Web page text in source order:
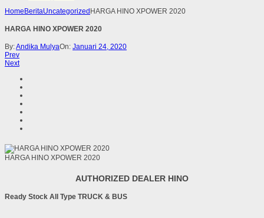
Home BeritaUncategorized HARGA HINO XPOWER 2020
HARGA HINO XPOWER 2020
By:Andika MulyaOn: Januari 24, 2020
Prev
Next
HARGA HINO XPOWER 2020
AUTHORIZED DEALER HINO
Ready Stock All Type TRUCK & BUS